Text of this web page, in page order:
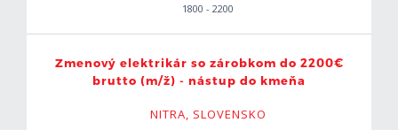
1800 - 2200
Zmenový elektrikár so zárobkom do 2200€
brutto (m/ž) - nástup do kmeňa
NITRA, SLOVENSKO